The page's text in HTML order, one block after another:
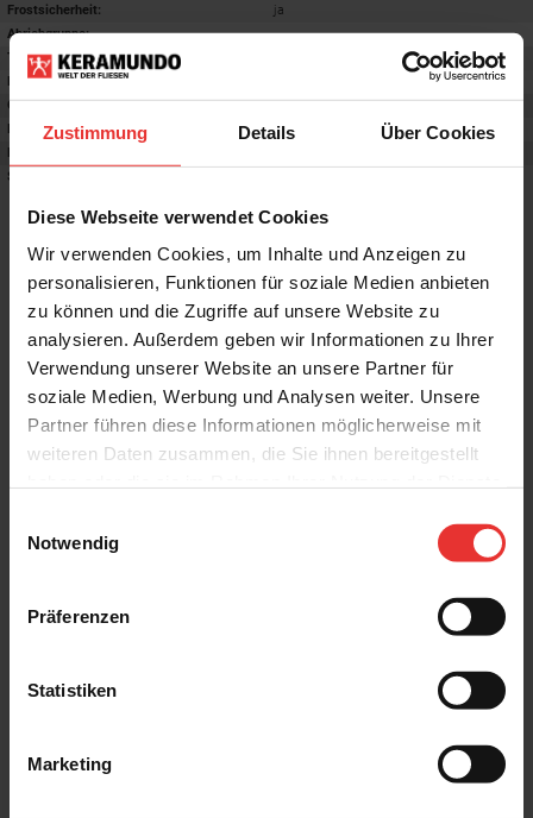
Zustimmung Details Über Cookies
Diese Webseite verwendet Cookies
Wir verwenden Cookies, um Inhalte und Anzeigen zu
personalisieren, Funktionen für soziale Medien anbieten
zu können und die Zugriffe auf unsere Website zu
analysieren. Außerdem geben wir Informationen zu Ihrer
Verwendung unserer Website an unsere Partner für
soziale Medien, Werbung und Analysen weiter. Unsere
Partner führen diese Informationen möglicherweise mit
weiteren Daten zusammen, die Sie ihnen bereitgestellt
Notwendig
Präferenzen
Statistiken
Marketing
Frostsicherheit:
ja
Abriebgruppe:
-
Trittsicherheit barfuß:
Farbton:
Oberfläche:
matt
Rektifiziert:
ja
Rutschhemmwert
Stilrichtung
Weitere Produkte aus der Serie
Concrete Mix